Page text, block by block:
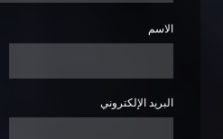
الاسم
البريد الإلكتروني